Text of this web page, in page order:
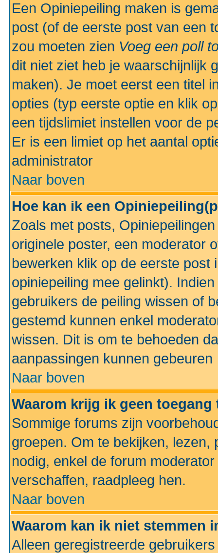
Een Opiniepeiling maken is
post (of de eerste post van een
zou moeten zien Voeg een poll
dit niet ziet heb je waarschijnlijk
maken). Je moet eerst een titel
opties (typ eerste optie en klik
een tijdslimiet instellen voor de
Er is een limiet op het aantal
administrator
Naar boven
Hoe kan ik een
Zoals met posts,
originele poster, een moderator
bewerken klik op de eerste post
opiniepeiling mee gelinkt).
gebruikers de peiling wissen of
gestemd kunnen enkel
wissen. Dit is om te behoeden
aanpassingen kunnen gebeuren
Naar boven
Waarom krijg ik geen
Sommige forums zijn
groepen. Om te bekijken, lezen,
nodig, enkel de forum
verschaffen, raadpleeg hen.
Naar boven
Waarom kan ik niet stemmen
Alleen geregistreerde